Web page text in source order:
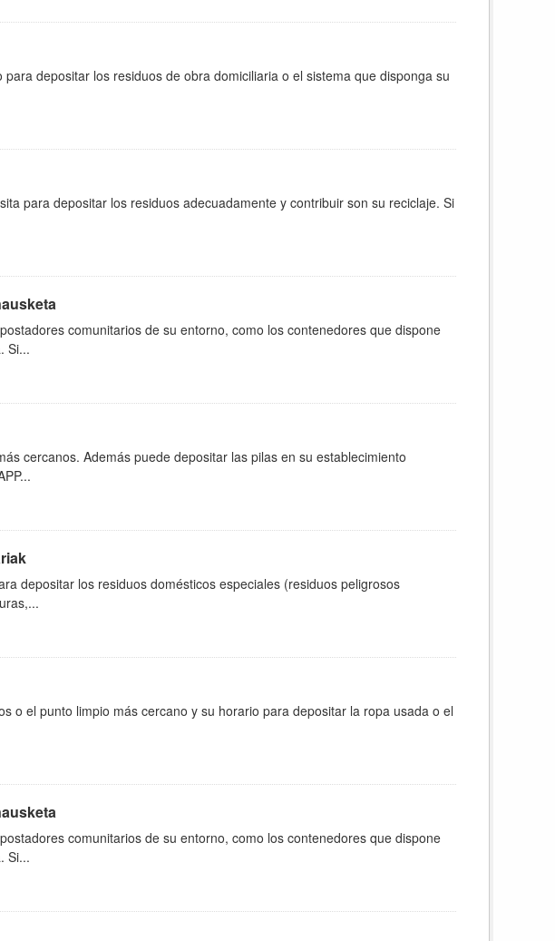
depositar los residuos de obra domiciliaria o el sistema que disponga su
para depositar los residuos adecuadamente y contribuir son su reciclaje. Si
comunitarios de su entorno, como los contenedores que dispone
Si...
cercanos. Además puede depositar las pilas en su establecimiento
depositar los residuos domésticos especiales (residuos peligrosos
o el punto limpio más cercano y su horario para depositar la ropa usada o el
comunitarios de su entorno, como los contenedores que dispone
Si...